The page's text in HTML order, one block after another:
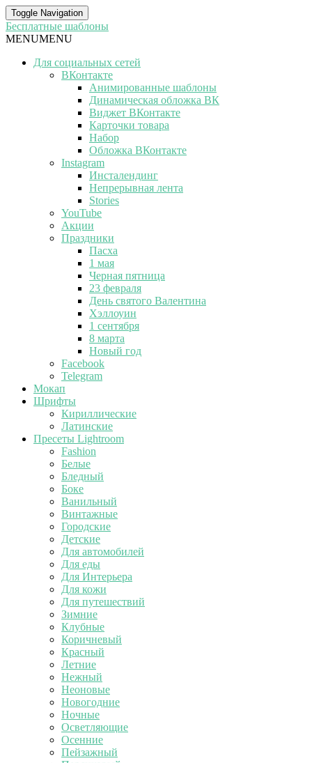
Toggle Navigation
Бесплатные шаблоны
MENUMENU
Для социальных сетей
ВКонтакте
Анимированные шаблоны
Динамическая обложка ВК
Виджет ВКонтакте
Карточки товара
Набор
Обложка ВКонтакте
Instagram
Инсталендинг
Непрерывная лента
Stories
YouTube
Акции
Праздники
Пасха
1 мая
Черная пятница
23 февраля
День святого Валентина
Хэллоуин
1 сентября
8 марта
Новый год
Facebook
Telegram
Мокап
Шрифты
Кириллические
Латинские
Пресеты Lightroom
Fashion
Белые
Бледный
Боке
Ванильный
Винтажные
Городские
Детские
Для автомобилей
Для еды
Для Интерьера
Для кожи
Для путешествий
Зимние
Клубные
Коричневый
Красный
Летние
Нежный
Неоновые
Новогодние
Ночные
Осветляющие
Осенние
Пейзажный